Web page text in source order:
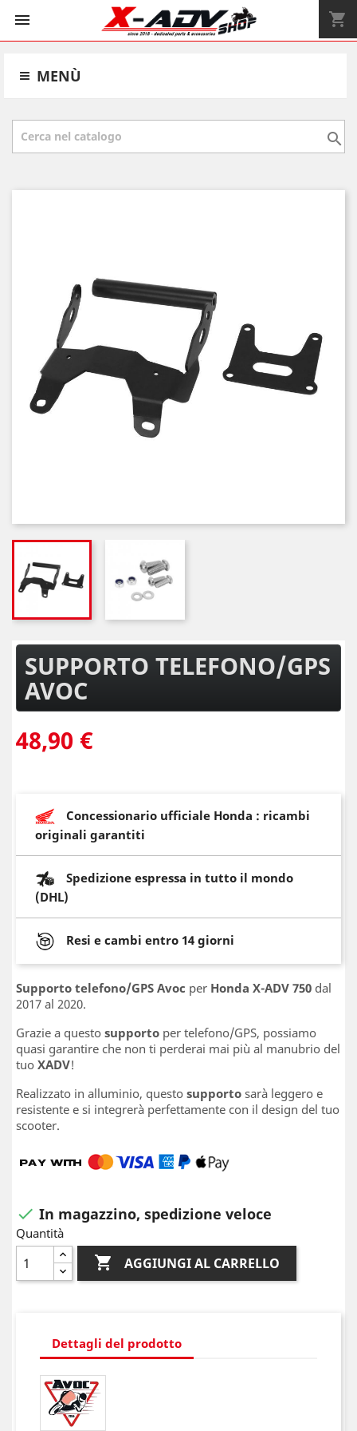
 shopping_cart
MENÙ

SUPPORTO TELEFONO/GPS
AVOC
48,90 €
Concessionario ufficiale Honda : ricambi
originali garantiti
Spedizione espressa in tutto il mondo
(DHL)
Resi e cambi entro 14 giorni
Supporto telefono/GPS Avoc per Honda X-ADV 750 dal
2017 al 2020.
Grazie a questo supporto per telefono/GPS, possiamo
quasi garantire che non ti perderai mai più al manubrio del
tuo XADV!
Realizzato in alluminio, questo supporto sarà leggero e
resistente e si integrerà perfettamente con il design del tuo
scooter.
 In magazzino, spedizione veloce
Quantità
 AGGIUNGI AL CARRELLO
Dettagli del prodotto